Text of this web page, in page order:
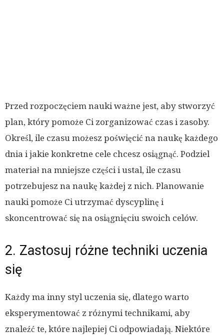
Przed rozpoczęciem nauki ważne jest, aby stworzyć
plan, który pomoże Ci zorganizować czas i zasoby.
Określ, ile czasu możesz poświęcić na naukę każdego
dnia i jakie konkretne cele chcesz osiągnąć. Podziel
materiał na mniejsze części i ustal, ile czasu
potrzebujesz na naukę każdej z nich. Planowanie
nauki pomoże Ci utrzymać dyscyplinę i
skoncentrować się na osiągnięciu swoich celów.
2. Zastosuj różne techniki uczenia
się
Każdy ma inny styl uczenia się, dlatego warto
eksperymentować z różnymi technikami, aby
znaleźć te, które najlepiej Ci odpowiadają. Niektóre